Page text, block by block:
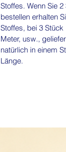
Stoffes. Wenn Sie
bestellen erhalten
Stoffes, bei 3
Meter, usw.,
natürlich in einem
Länge.